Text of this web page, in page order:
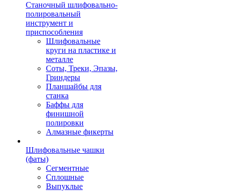
Станочный шлифовально-
полировальный
инструмент и
приспособления
Шлифовальные
круги на пластике и
металле
Соты, Треки, Эпазы,
Гриндеры
Планшайбы для
станка
Баффы для
финишной
полировки
Алмазные фикерты
Шлифовальные чашки
(фаты)
Сегментные
Сплошные
Выпуклые